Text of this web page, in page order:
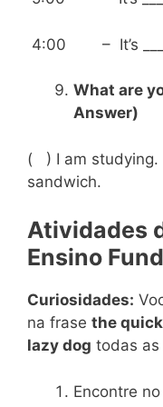
4:00 – It’s
What are
Answer)
( ) I am
sandwich. ( )
Atividades
Ensino
Curiosidades:
na frase the
lazy dog todas
Encontre